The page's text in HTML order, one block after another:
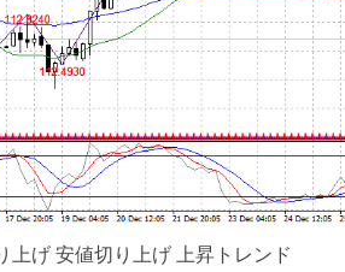
上げ 安値切り上げ 上昇トレンド